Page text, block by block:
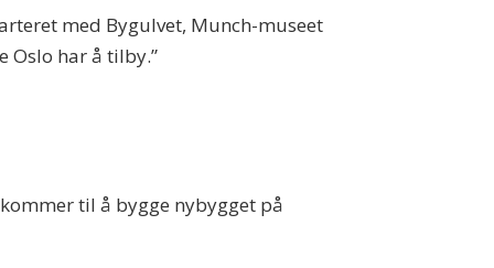
med Bygulvet, Munch-museet
Oslo har å tilby.”
til å bygge nybygget på